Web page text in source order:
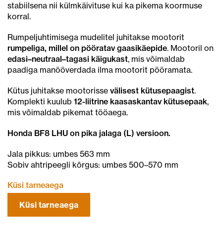
stabiilsena nii külmkäivituse kui ka pikema koormuse
korral.
Rumpeljuhtimisega mudelitel juhitakse mootorit
rumpeliga, millel on pööratav gaasikäepide. Mootoril on
edasi–neutraal–tagasi käigukast, mis võimaldab
paadiga manööverdada ilma mootorit pööramata.
Kütus juhitakse mootorisse välisest kütusepaagist.
Komplekti kuulub 12-liitrine kaasaskantav kütusepaak,
mis võimaldab pikemat tööaega.
Honda BF8 LHU on pika jalaga (L) versioon.
Jala pikkus: umbes 563 mm
Sobiv ahtripeegli kõrgus: umbes 500–570 mm
Küsi tarneaega
Küsi tarneaega